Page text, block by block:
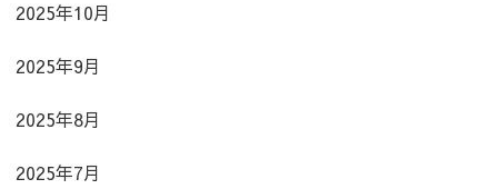
2025年10月
2025年9月
2025年8月
2025年7月